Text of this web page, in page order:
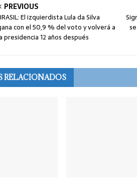
PREVIOUS
El izquierdista Lula da Silva
con el 50,9 % del voto y volverá a
presidencia 12 años después
RELACIONADOS